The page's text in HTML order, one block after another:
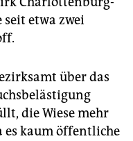
etwa zwei
über das
die Wiese mehr
es kaum öffentliche